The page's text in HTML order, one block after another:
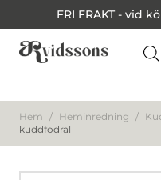
FRI FRAKT - vid
Hem / Heminredning /
kuddfodral